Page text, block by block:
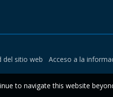
del sitio web Acceso a la
to navigate this website